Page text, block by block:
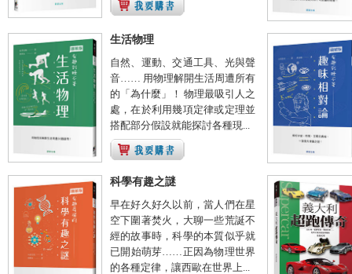
生活物理
自然、運動、交通工具、光與聲
音…… 用物理解開生活周遭所有
的「為什麼」！ 物理最吸引人之
處，在於利用幾項定律或定理並
搭配部分假設就能探討各種現...
科學有趣之謎
早在好久好久以前，當人們在星
空下圍著焚火，大聊一些荒誕不
經的故事時，科學的本質似乎就
已開始萌芽……正因為物理世界
的各種定律，讓西歐在世界上...